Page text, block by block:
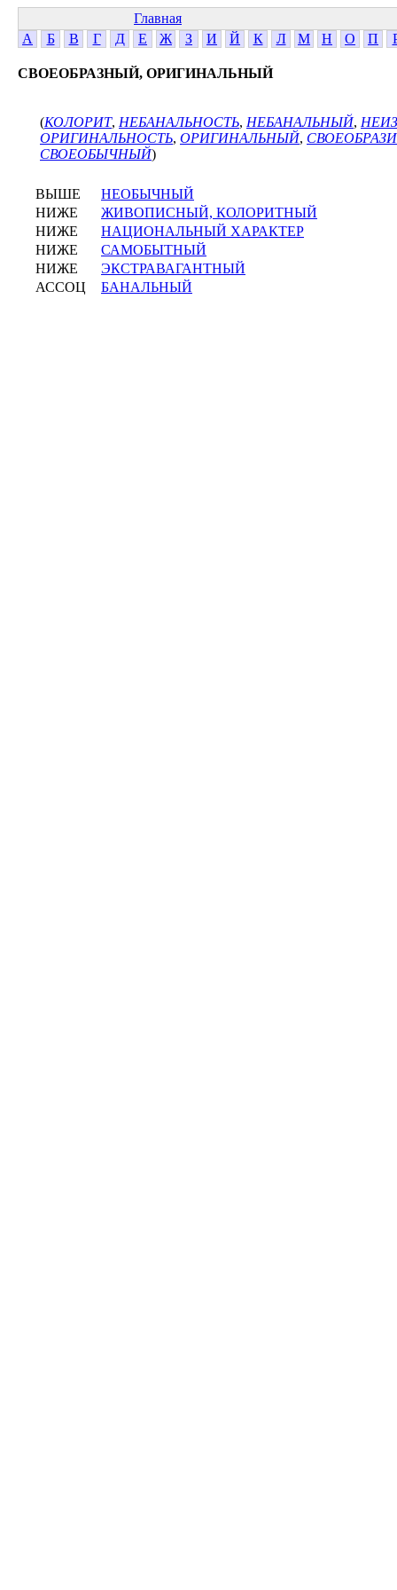
Главная
А
Б В Г Д Е Ж З И Й К Л М Н О П
СВОЕОБРАЗНЫЙ, ОРИГИНАЛЬНЫЙ
(КОЛОРИТ, НЕБАНАЛЬНОСТЬ, НЕБАНАЛЬНЫЙ,
ОРИГИНАЛЬНОСТЬ, ОРИГИНАЛЬНЫЙ,
СВОЕОБЫЧНЫЙ)
ВЫШЕ
НЕОБЫЧНЫЙ
НИЖЕ
ЖИВОПИСНЫЙ, КОЛОРИТНЫЙ
НИЖЕ
НАЦИОНАЛЬНЫЙ ХАРАКТЕР
НИЖЕ
САМОБЫТНЫЙ
НИЖЕ
ЭКСТРАВАГАНТНЫЙ
АССОЦ
БАНАЛЬНЫЙ